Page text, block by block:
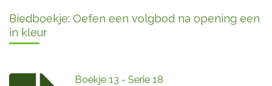
Biedboekje: Oefen een volgbod na opening een
in kleur
Boekje 13 - Serie 18